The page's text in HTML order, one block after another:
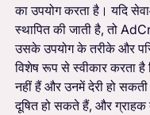
का उपयोग करता है। यदि
स्थापित की जाती है, तो
उसके उपयोग के तरीके और
विशेष रूप से स्वीकार करता है
नहीं हैं और उनमें देरी हो
दूषित हो सकते हैं, और ग्राहक